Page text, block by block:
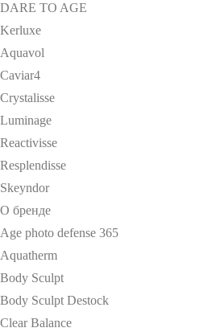
DARE TO AGE
Kerluxe
Aquavol
Caviar4
Crystalisse
Luminage
Reactivisse
Resplendisse
Skeyndor
О бренде
Age photo defense 365
Aquatherm
Body Sculpt
Body Sculpt Destock
Clear Balance